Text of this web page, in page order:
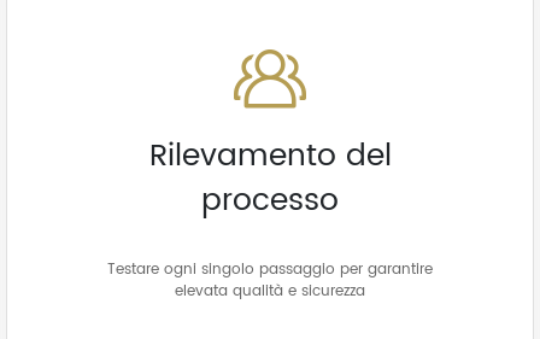
Rilevamento del
processo
Testare ogni singolo passaggio per garantire
elevata qualità e sicurezza